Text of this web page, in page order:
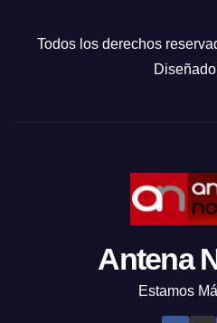
Todos los derechos
Antena
Estamos